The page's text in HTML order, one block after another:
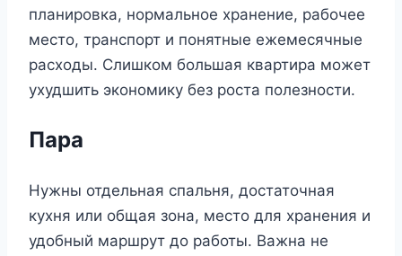
планировка, нормальное хранение, рабочее
место, транспорт и понятные ежемесячные
расходы. Слишком большая квартира может
ухудшить экономику без роста полезности.
Пара
Нужны отдельная спальня, достаточная
кухня или общая зона, место для хранения и
удобный маршрут до работы. Важна не